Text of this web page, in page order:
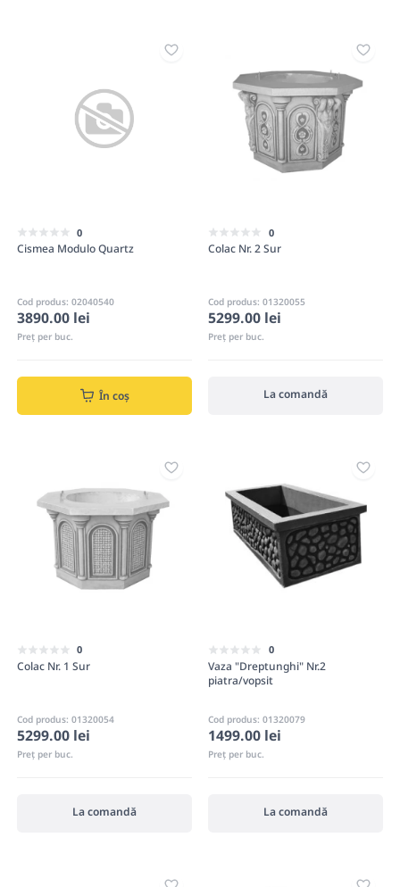
0
Cismea Modulo Quartz
Cod produs: 02040540
3890.00 lei
Preț per buc.
În coș
0
Colac Nr. 2 Sur
Cod produs: 01320055
5299.00 lei
Preț per buc.
La comandă
0
Colac Nr. 1 Sur
Cod produs: 01320054
5299.00 lei
Preț per buc.
La comandă
0
Vaza "Dreptunghi" Nr.2
piatra/vopsit
Cod produs: 01320079
1499.00 lei
Preț per buc.
La comandă